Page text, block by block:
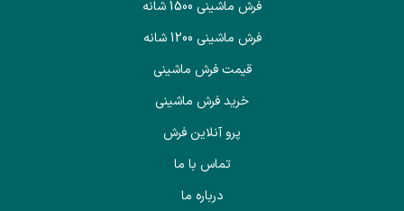
فرش ماشینی 1500 شانه
فرش ماشینی 1200 شانه
قیمت فرش ماشینی
خرید فرش ماشینی
پرو آنلاین فرش
تماس با ما
درباره ما